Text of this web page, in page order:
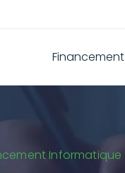
Financement
Informatique